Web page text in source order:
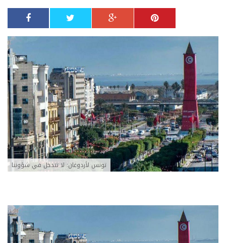
تونس لأردوغان: لا تتدخل في شؤوننا